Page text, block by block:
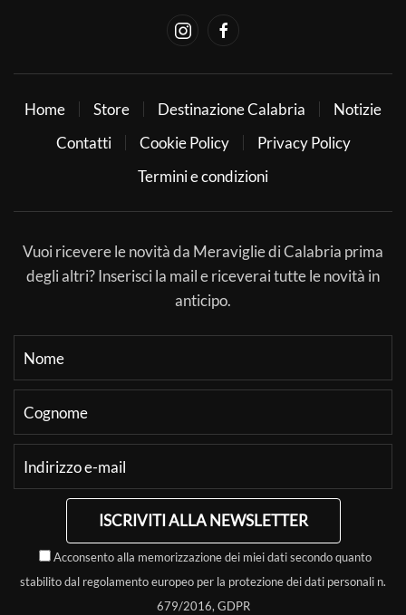
Home Store Destinazione Calabria
Notizie
Contatti
Cookie Policy
Privacy Policy
Termini e condizioni
Vuoi ricevere le novità da Meraviglie di Calabria prima
degli altri? Inserisci la mail e riceverai tutte le novità in
anticipo.
ISCRIVITI ALLA NEWSLETTER
Acconsento alla memorizzazione dei miei dati secondo quanto
stabilito dal regolamento europeo per la protezione dei dati personali n.
679/2016, GDPR